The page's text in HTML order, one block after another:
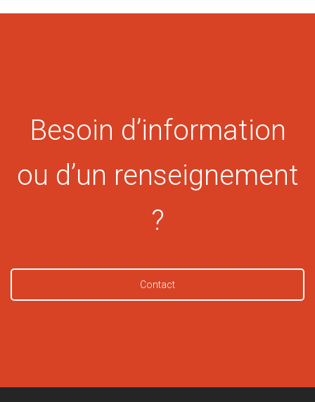
Besoin d’information
ou d’un renseignement
?
Contact